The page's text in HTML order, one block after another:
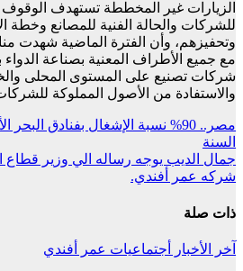
الزيارات غير المخططة تستهدف الوقوف
للشركات والحالة الفنية للمصانع وخطة
وتحفيزهم، وأن الفترة الماضية شهدت
مع جميع الأطراف المعنية بصناعة
شركات تصنيع على المستوى المحلى
والاستفادة من الأصول المملوكة
تصفّح
المقالات
مصر.. 90% نسبة الإشغال بفنادق
السنة
جمال الديب يوجه رساله الي وزير قطاع
شركه عمر أفندي.
ذات صلة
آخر الأخبار أجتماعيات عمر أفندي